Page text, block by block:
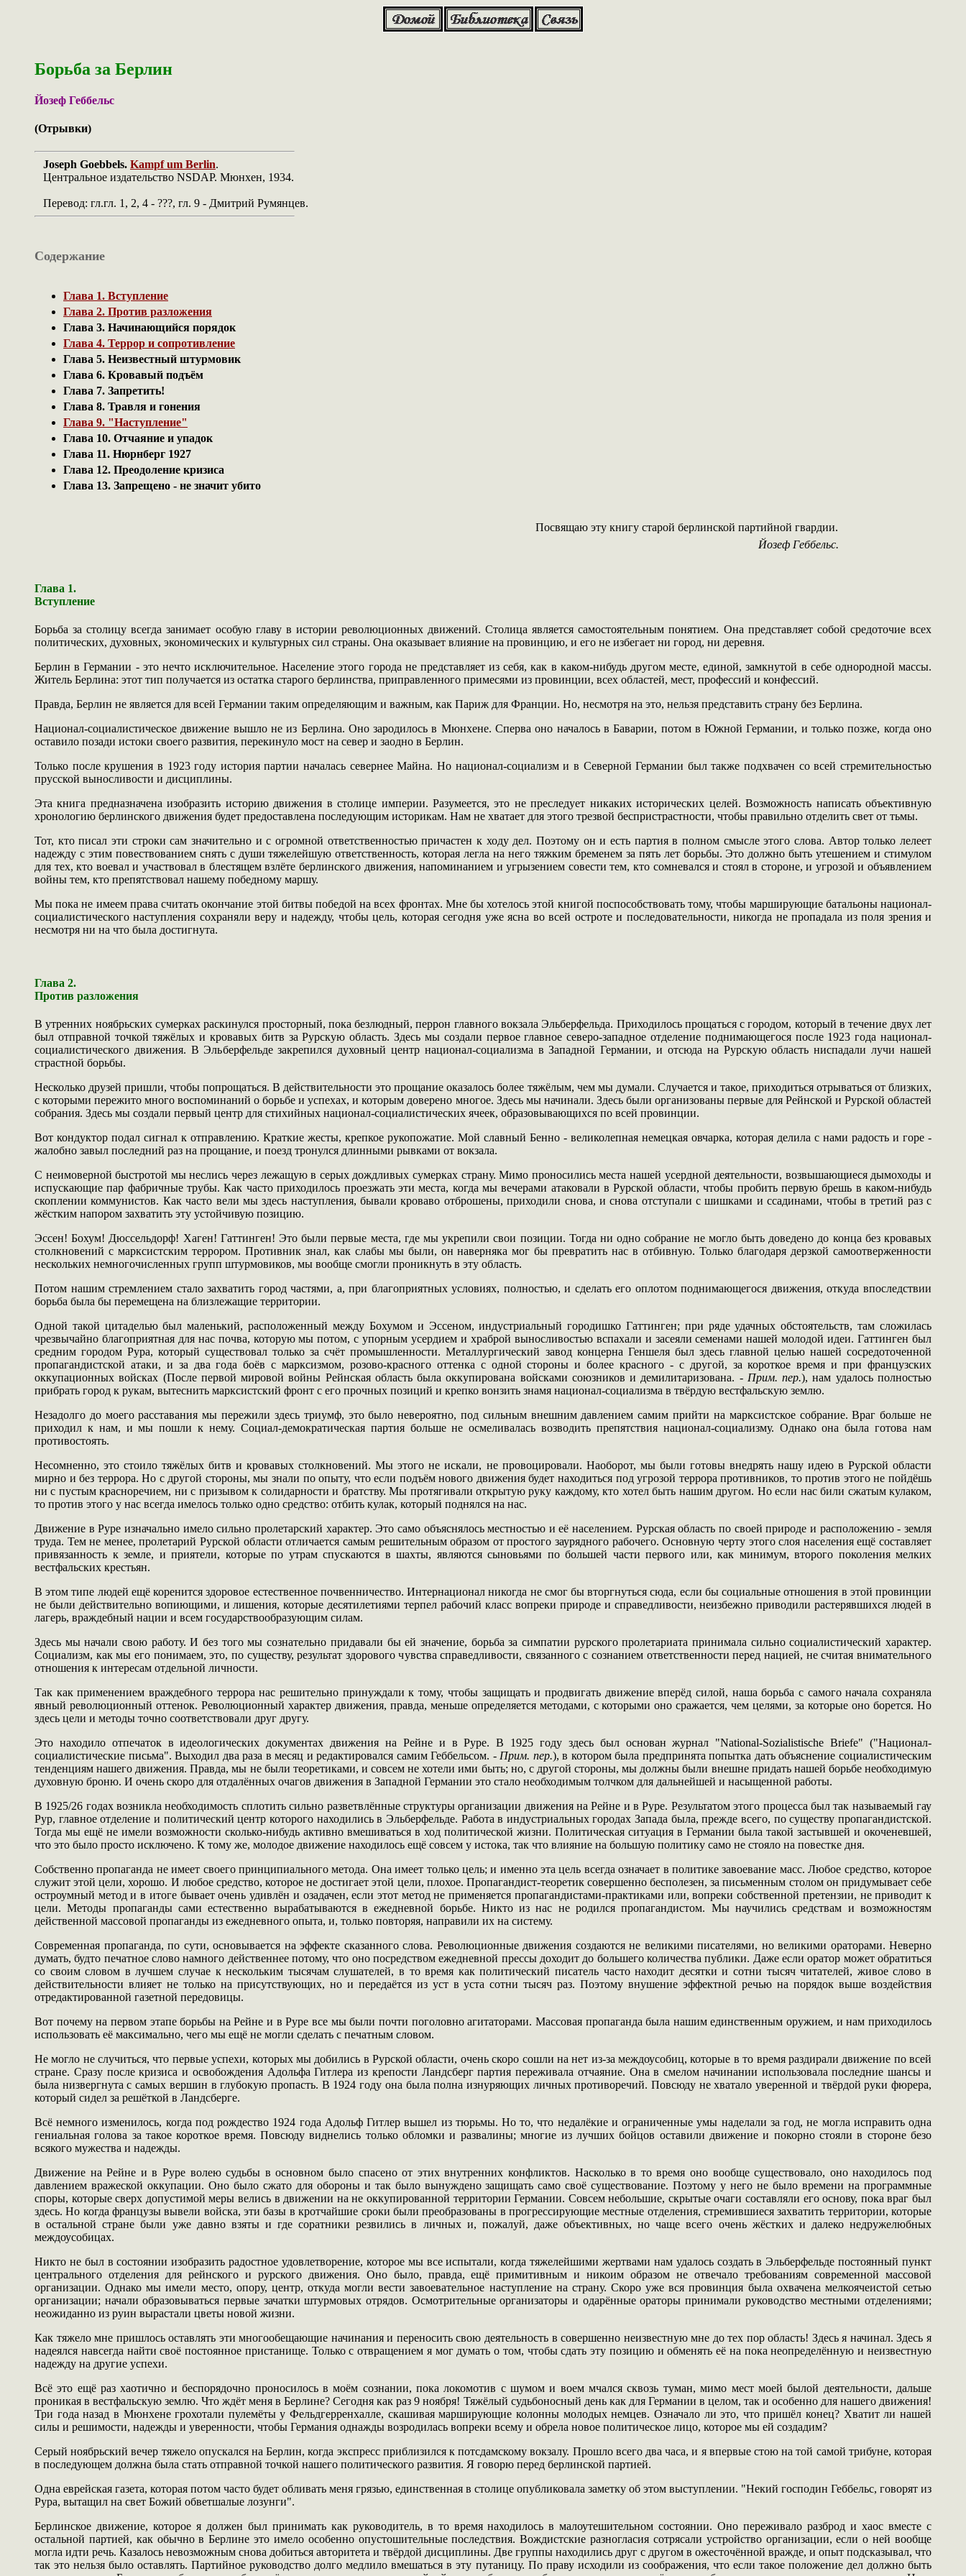
Борьба за Берлин
Йозеф Геббельс
(Отрывки)
Joseph Goebbels. Kampf um Berlin.
Центральное издательство NSDAP. Мюнхен, 1934.
Перевод: гл.гл. 1, 2, 4 - ???, гл. 9 - Дмитрий Румянцев.
Содержание
Глава 1. Вступление
Глава 2. Против разложения
Глава 3. Начинающийся порядок
Глава 4. Террор и сопротивление
Глава 5. Неизвестный штурмовик
Глава 6. Кровавый подъём
Глава 7. Запретить!
Глава 8. Травля и гонения
Глава 9. "Наступление"
Глава 10. Отчаяние и упадок
Глава 11. Нюрнберг 1927
Глава 12. Преодоление кризиса
Глава 13. Запрещено - не значит убито
Посвящаю эту книгу старой берлинской партийной гвардии.
Йозеф Геббельс.
Глава 1.
Вступление
Борьба за столицу всегда занимает особую главу в истории революционных движений. Столица является самостоятельным понятием. Она представляет собой средоточие всех
политических, духовных, экономических и культурных сил страны. Она оказывает влияние на провинцию, и его не избегает ни город, ни деревня.
Берлин в Германии - это нечто исключительное. Население этого города не представляет из себя, как в каком-нибудь другом месте, единой, замкнутой в себе однородной массы.
Житель Берлина: этот тип получается из остатка старого берлинства, приправленного примесями из провинции, всех областей, мест, профессий и конфессий.
Правда, Берлин не является для всей Германии таким определяющим и важным, как Париж для Франции. Но, несмотря на это, нельзя представить страну без Берлина.
Национал-социалистическое движение вышло не из Берлина. Оно зародилось в Мюнхене. Сперва оно началось в Баварии, потом в Южной Германии, и только позже, когда оно
оставило позади истоки своего развития, перекинуло мост на север и заодно в Берлин.
Только после крушения в 1923 году история партии началась севернее Майна. Но национал-социализм и в Северной Германии был также подхвачен со всей стремительностью
прусской выносливости и дисциплины.
Эта книга предназначена изобразить историю движения в столице империи. Разумеется, это не преследует никаких исторических целей. Возможность написать объективную
хронологию берлинского движения будет предоставлена последующим историкам. Нам не хватает для этого трезвой беспристрастности, чтобы правильно отделить свет от тьмы.
Тот, кто писал эти строки сам значительно и с огромной ответственностью причастен к ходу дел. Поэтому он и есть партия в полном смысле этого слова. Автор только лелеет
надежду с этим повествованием снять с души тяжелейшую ответственность, которая легла на него тяжким бременем за пять лет борьбы. Это должно быть утешением и стимулом
для тех, кто воевал и участвовал в блестящем взлёте берлинского движения, напоминанием и угрызением совести тем, кто сомневался и стоял в стороне, и угрозой и объявлением
войны тем, кто препятствовал нашему победному маршу.
Мы пока не имеем права считать окончание этой битвы победой на всех фронтах. Мне бы хотелось этой книгой поспособствовать тому, чтобы марширующие батальоны национал-
социалистического наступления сохраняли веру и надежду, чтобы цель, которая сегодня уже ясна во всей остроте и последовательности, никогда не пропадала из поля зрения и
несмотря ни на что была достигнута.
Глава 2.
Против разложения
В утренних ноябрьских сумерках раскинулся просторный, пока безлюдный, перрон главного вокзала Эльберфельда. Приходилось прощаться с городом, который в течение двух лет
был отправной точкой тяжёлых и кровавых битв за Рурскую область. Здесь мы создали первое главное северо-западное отделение поднимающегося после 1923 года национал-
социалистического движения. В Эльберфельде закрепился духовный центр национал-социализма в Западной Германии, и отсюда на Рурскую область ниспадали лучи нашей
страстной борьбы.
Несколько друзей пришли, чтобы попрощаться. В действительности это прощание оказалось более тяжёлым, чем мы думали. Случается и такое, приходиться отрываться от близких,
с которыми пережито много воспоминаний о борьбе и успехах, и которым доверено многое. Здесь мы начинали. Здесь были организованы первые для Рейнской и Рурской областей
собрания. Здесь мы создали первый центр для стихийных национал-социалистических ячеек, образовывающихся по всей провинции.
Вот кондуктор подал сигнал к отправлению. Краткие жесты, крепкое рукопожатие. Мой славный Бенно - великолепная немецкая овчарка, которая делила с нами радость и горе -
жалобно завыл последний раз на прощание, и поезд тронулся длинными рывками от вокзала.
С неимоверной быстротой мы неслись через лежащую в серых дождливых сумерках страну. Мимо проносились места нашей усердной деятельности, возвышающиеся дымоходы и
испускающие пар фабричные трубы. Как часто приходилось проезжать эти места, когда мы вечерами атаковали в Рурской области, чтобы пробить первую брешь в каком-нибудь
скоплении коммунистов. Как часто вели мы здесь наступления, бывали кроваво отброшены, приходили снова, и снова отступали с шишками и ссадинами, чтобы в третий раз с
жёстким напором захватить эту устойчивую позицию.
Эссен! Бохум! Дюссельдорф! Хаген! Гаттинген! Это были первые места, где мы укрепили свои позиции. Тогда ни одно собрание не могло быть доведено до конца без кровавых
столкновений с марксистским террором. Противник знал, как слабы мы были, он наверняка мог бы превратить нас в отбивную. Только благодаря дерзкой самоотверженности
нескольких немногочисленных групп штурмовиков, мы вообще смогли проникнуть в эту область.
Потом нашим стремлением стало захватить город частями, а, при благоприятных условиях, полностью, и сделать его оплотом поднимающегося движения, откуда впоследствии
борьба была бы перемещена на близлежащие территории.
Одной такой цитаделью был маленький, расположенный между Бохумом и Эссеном, индустриальный городишко Гаттинген; при ряде удачных обстоятельств, там сложилась
чрезвычайно благоприятная для нас почва, которую мы потом, с упорным усердием и храброй выносливостью вспахали и засеяли семенами нашей молодой идеи. Гаттинген был
средним городом Рура, который существовал только за счёт промышленности. Металлургический завод концерна Геншеля был здесь главной целью нашей сосредоточенной
пропагандистской атаки, и за два года боёв с марксизмом, розово-красного оттенка с одной стороны и более красного - с другой, за короткое время и при французских
оккупационных войсках (После первой мировой войны Рейнская область была оккупирована войсками союзников и демилитаризована. - Прим. пер.), нам удалось полностью
прибрать город к рукам, вытеснить марксистский фронт с его прочных позиций и крепко вонзить знамя национал-социализма в твёрдую вестфальскую землю.
Незадолго до моего расставания мы пережили здесь триумф, это было невероятно, под сильным внешним давлением самим прийти на марксистское собрание. Враг больше не
приходил к нам, и мы пошли к нему. Социал-демократическая партия больше не осмеливалась возводить препятствия национал-социализму. Однако она была готова нам
противостоять.
Несомненно, это стоило тяжёлых битв и кровавых столкновений. Мы этого не искали, не провоцировали. Наоборот, мы были готовы внедрять нашу идею в Рурской области
мирно и без террора. Но с другой стороны, мы знали по опыту, что если подъём нового движения будет находиться под угрозой террора противников, то против этого не пойдёшь
ни с пустым красноречием, ни с призывом к солидарности и братству. Мы протягивали открытую руку каждому, кто хотел быть нашим другом. Но если нас били сжатым кулаком,
то против этого у нас всегда имелось только одно средство: отбить кулак, который поднялся на нас.
Движение в Руре изначально имело сильно пролетарский характер. Это само объяснялось местностью и её населением. Рурская область по своей природе и расположению - земля
труда. Тем не менее, пролетарий Рурской области отличается самым решительным образом от простого заурядного рабочего. Основную черту этого слоя населения ещё составляет
привязанность к земле, и приятели, которые по утрам спускаются в шахты, являются сыновьями по большей части первого или, как минимум, второго поколения мелких
вестфальских крестьян.
В этом типе людей ещё коренится здоровое естественное почвенничество. Интернационал никогда не смог бы вторгнуться сюда, если бы социальные отношения в этой провинции
не были действительно вопиющими, и лишения, которые десятилетиями терпел рабочий класс вопреки природе и справедливости, неизбежно приводили растерявшихся людей в
лагерь, враждебный нации и всем государствообразующим силам.
Здесь мы начали свою работу. И без того мы сознательно придавали бы ей значение, борьба за симпатии рурского пролетариата принимала сильно социалистический характер.
Социализм, как мы его понимаем, это, по существу, результат здорового чувства справедливости, связанного с сознанием ответственности перед нацией, не считая внимательного
отношения к интересам отдельной личности.
Так как применением враждебного террора нас решительно принуждали к тому, чтобы защищать и продвигать движение вперёд силой, наша борьба с самого начала сохраняла
явный революционный оттенок. Революционный характер движения, правда, меньше определяется методами, с которыми оно сражается, чем целями, за которые оно борется. Но
здесь цели и методы точно соответствовали друг другу.
Это находило отпечаток в идеологических документах движения на Рейне и в Руре. В 1925 году здесь был основан журнал "National-Sozialistische Briefe" ("Национал-
социалистические письма". Выходил два раза в месяц и редактировался самим Геббельсом. - Прим. пер.), в котором была предпринята попытка дать объяснение социалистическим
тенденциям нашего движения. Правда, мы не были теоретиками, и совсем не хотели ими быть; но, с другой стороны, мы должны были внешне придать нашей борьбе необходимую
духовную броню. И очень скоро для отдалённых очагов движения в Западной Германии это стало необходимым толчком для дальнейшей и насыщенной работы.
В 1925/26 годах возникла необходимость сплотить сильно разветвлённые структуры организации движения на Рейне и в Руре. Результатом этого процесса был так называемый гау
Рур, главное отделение и политический центр которого находились в Эльберфельде. Работа в индустриальных городах Запада была, прежде всего, по существу пропагандистской.
Тогда мы ещё не имели возможности сколько-нибудь активно вмешиваться в ход политической жизни. Политическая ситуация в Германии была такой застывшей и окоченевшей,
что это было просто исключено. К тому же, молодое движение находилось ещё совсем у истока, так что влияние на большую политику само не стояло на повестке дня.
Собственно пропаганда не имеет своего принципиального метода. Она имеет только цель; и именно эта цель всегда означает в политике завоевание масс. Любое средство, которое
служит этой цели, хорошо. И любое средство, которое не достигает этой цели, плохое. Пропагандист-теоретик совершенно бесполезен, за письменным столом он придумывает себе
остроумный метод и в итоге бывает очень удивлён и озадачен, если этот метод не применяется пропагандистами-практиками или, вопреки собственной претензии, не приводит к
цели. Методы пропаганды сами естественно вырабатываются в ежедневной борьбе. Никто из нас не родился пропагандистом. Мы научились средствам и возможностям
действенной массовой пропаганды из ежедневного опыта, и, только повторяя, направили их на систему.
Современная пропаганда, по сути, основывается на эффекте сказанного слова. Революционные движения создаются не великими писателями, но великими ораторами. Неверно
думать, будто печатное слово намного действеннее потому, что оно посредством ежедневной прессы доходит до большего количества публики. Даже если оратор может обратиться
со своим словом в лучшем случае к нескольким тысячам слушателей, в то время как политический писатель часто находит десятки и сотни тысяч читателей, живое слово в
действительности влияет не только на присутствующих, но и передаётся из уст в уста сотни тысяч раз. Поэтому внушение эффектной речью на порядок выше воздействия
отредактированной газетной передовицы.
Вот почему на первом этапе борьбы на Рейне и в Руре все мы были почти поголовно агитаторами. Массовая пропаганда была нашим единственным оружием, и нам приходилось
использовать её максимально, чего мы ещё не могли сделать с печатным словом.
Не могло не случиться, что первые успехи, которых мы добились в Рурской области, очень скоро сошли на нет из-за междоусобиц, которые в то время раздирали движение по всей
стране. Сразу после кризиса и освобождения Адольфа Гитлера из крепости Ландсберг партия переживала отчаяние. Она в смелом начинании использовала последние шансы и
была низвергнута с самых вершин в глубокую пропасть. В 1924 году она была полна изнуряющих личных противоречий. Повсюду не хватало уверенной и твёрдой руки фюрера,
который сидел за решёткой в Ландсберге.
Всё немного изменилось, когда под рождество 1924 года Адольф Гитлер вышел из тюрьмы. Но то, что недалёкие и ограниченные умы наделали за год, не могла исправить одна
гениальная голова за такое короткое время. Повсюду виднелись только обломки и развалины; многие из лучших бойцов оставили движение и покорно стояли в стороне безо
всякого мужества и надежды.
Движение на Рейне и в Руре волею судьбы в основном было спасено от этих внутренних конфликтов. Насколько в то время оно вообще существовало, оно находилось под
давлением вражеской оккупации. Оно было сжато для обороны и так было вынуждено защищать само своё существование. Поэтому у него не было времени на программные
споры, которые сверх допустимой меры велись в движении на не оккупированной территории Германии. Совсем небольшие, скрытые очаги составляли его основу, пока враг был
здесь. Но когда французы вывели войска, эти базы в кротчайшие сроки были преобразованы в прогрессирующие местные отделения, стремившиеся захватить территории, которые
в остальной стране были уже давно взяты и где соратники резвились в личных и, пожалуй, даже объективных, но чаще всего очень жёстких и далеко недружелюбных
междоусобицах.
Никто не был в состоянии изобразить радостное удовлетворение, которое мы все испытали, когда тяжелейшими жертвами нам удалось создать в Эльберфельде постоянный пункт
центрального отделения для рейнского и рурского движения. Оно было, правда, ещё примитивным и никоим образом не отвечало требованиям современной массовой
организации. Однако мы имели место, опору, центр, откуда могли вести завоевательное наступление на страну. Скоро уже вся провинция была охвачена мелкоячеистой сетью
организации; начали образовываться первые зачатки штурмовых отрядов. Осмотрительные организаторы и одарённые ораторы принимали руководство местными отделениями;
неожиданно из руин вырастали цветы новой жизни.
Как тяжело мне пришлось оставлять эти многообещающие начинания и переносить свою деятельность в совершенно неизвестную мне до тех пор область! Здесь я начинал. Здесь я
надеялся навсегда найти своё постоянное пристанище. Только с отвращением я мог думать о том, чтобы сдать эту позицию и обменять её на пока неопределённую и неизвестную
надежду на другие успехи.
Всё это ещё раз хаотично и беспорядочно проносилось в моём сознании, пока локомотив с шумом и воем мчался сквозь туман, мимо мест моей былой деятельности, дальше
проникая в вестфальскую землю. Что ждёт меня в Берлине? Сегодня как раз 9 ноября! Тяжёлый судьбоносный день как для Германии в целом, так и особенно для нашего движения!
Три года назад в Мюнхене грохотали пулемёты у Фельдгерренхалле, скашивая марширующие колонны молодых немцев. Означало ли это, что пришёл конец? Хватит ли нашей
силы и решимости, надежды и уверенности, чтобы Германия однажды возродилась вопреки всему и обрела новое политическое лицо, которое мы ей создадим?
Серый ноябрьский вечер тяжело опускался на Берлин, когда экспресс приблизился к потсдамскому вокзалу. Прошло всего два часа, и я впервые стою на той самой трибуне, которая
в последующем должна была стать отправной точкой нашего политического развития. Я говорю перед берлинской партией.
Одна еврейская газета, которая потом часто будет обливать меня грязью, единственная в столице опубликовала заметку об этом выступлении. "Некий господин Геббельс, говорят из
Рура, вытащил на свет Божий обветшалые лозунги".
Берлинское движение, которое я должен был принимать как руководитель, в то время находилось в малоутешительном состоянии. Оно переживало разброд и хаос вместе с
остальной партией, как обычно в Берлине это имело особенно опустошительные последствия. Вождистские разногласия сотрясали устройство организации, если о ней вообще
могла идти речь. Казалось невозможным снова добиться авторитета и твёрдой дисциплины. Две группы находились друг с другом в ожесточённой вражде, и опыт подсказывал, что
так это нельзя было оставлять. Партийное руководство долго медлило вмешаться в эту путаницу. По праву исходили из соображения, что если такое положение дел должно быть